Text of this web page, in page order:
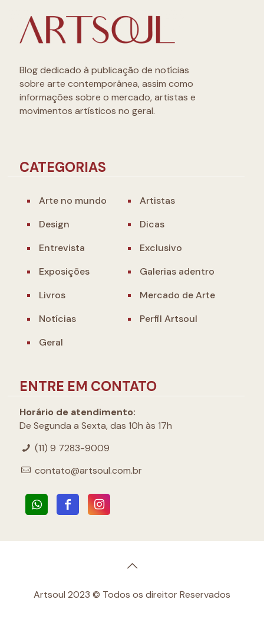
Blog dedicado à publicação de notícias
sobre arte contemporânea, assim como
informações sobre o mercado, artistas e
movimentos artísticos no geral.
CATEGORIAS
Arte no mundo
Artistas
Design
Dicas
Entrevista
Exclusivo
Exposições
Galerias adentro
Livros
Mercado de Arte
Notícias
Perfil Artsoul
Geral
ENTRE EM CONTATO
Horário de atendimento:
De Segunda a Sexta, das 10h às 17h
(11) 9 7283-9009
contato@artsoul.com.br
Artsoul 2023 © Todos os direitor Reservados